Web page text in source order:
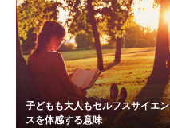
子どもも大人もセルフスサイエン
スを体感する意味